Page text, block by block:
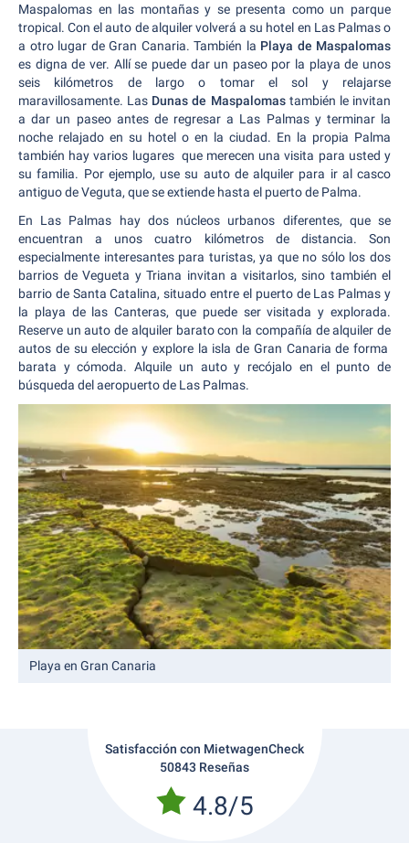
Maspalomas en las montañas y se presenta como un parque
tropical. Con el auto de alquiler volverá a su hotel en Las Palmas o
a otro lugar de Gran Canaria. También la Playa de Maspalomas
es digna de ver. Allí se puede dar un paseo por la playa de unos
seis kilómetros de largo o tomar el sol y relajarse
maravillosamente. Las Dunas de Maspalomas también le invitan
a dar un paseo antes de regresar a Las Palmas y terminar la
noche relajado en su hotel o en la ciudad. En la propia Palma
también hay varios lugares que merecen una visita para usted y
su familia. Por ejemplo, use su auto de alquiler para ir al casco
antiguo de Veguta, que se extiende hasta el puerto de Palma.
En Las Palmas hay dos núcleos urbanos diferentes, que se
encuentran a unos cuatro kilómetros de distancia. Son
especialmente interesantes para turistas, ya que no sólo los dos
barrios de Vegueta y Triana invitan a visitarlos, sino también el
barrio de Santa Catalina, situado entre el puerto de Las Palmas y
la playa de las Canteras, que puede ser visitada y explorada.
Reserve un auto de alquiler barato con la compañía de alquiler de
autos de su elección y explore la isla de Gran Canaria de forma
barata y cómoda. Alquile un auto y recójalo en el punto de
búsqueda del aeropuerto de Las Palmas.
Playa en Gran Canaria
Satisfacción con MietwagenCheck
50843 Reseñas
4.8/5